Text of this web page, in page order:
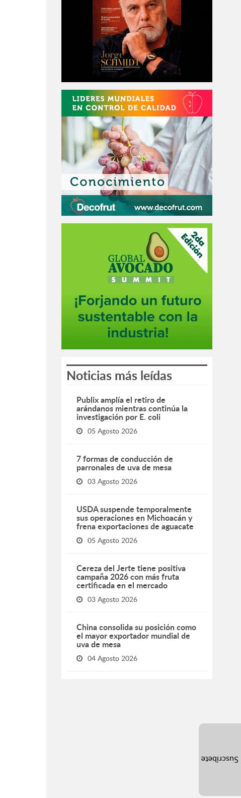
Noticias más leídas
Publix amplía el retiro de
arándanos mientras continúa la
investigación por E. coli
05 Agosto 2026
7 formas de conducción de
parronales de uva de mesa
03 Agosto 2026
USDA suspende temporalmente
sus operaciones en Michoacán y
frena exportaciones de aguacate
05 Agosto 2026
Cereza del Jerte tiene positiva
campaña 2026 con más fruta
certificada en el mercado
03 Agosto 2026
China consolida su posición como
el mayor exportador mundial de
uva de mesa
04 Agosto 2026
Suscríbete